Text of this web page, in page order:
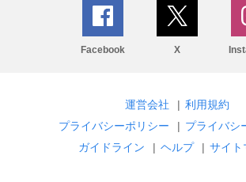
Facebook X
運営会社 | 利用規約
プライバシーポリシー
| プライバシ
ガイドライン
| ヘルプ | サイト